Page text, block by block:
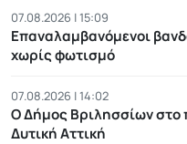
07.08.2026 | 15:09
Επαναλαμβανόμενοι
χωρίς φωτισμό
07.08.2026 | 14:02
Ο Δήμος Βριλησσίων
Δυτική Αττική